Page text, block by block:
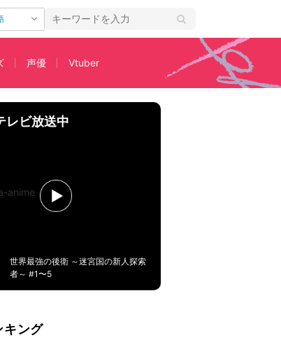
声優 Vtuber
レビ放送中
世界最強の後衛 ～迷宮国の新人探索
者～ #1〜5
キング